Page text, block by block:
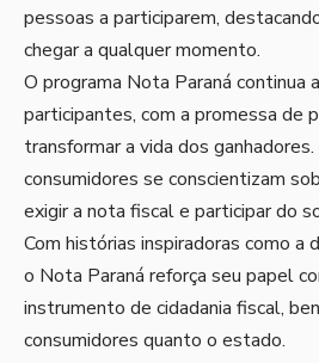
pessoas a participarem,
chegar a qualquer momento.
O programa Nota Paraná continua
participantes, com a promessa de
transformar a vida dos
consumidores se conscientizam
exigir a nota fiscal e participar do
Com histórias inspiradoras como a
o Nota Paraná reforça seu papel
instrumento de cidadania fiscal,
consumidores quanto o estado.